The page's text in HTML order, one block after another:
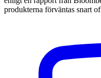
produkterna förväntas snart